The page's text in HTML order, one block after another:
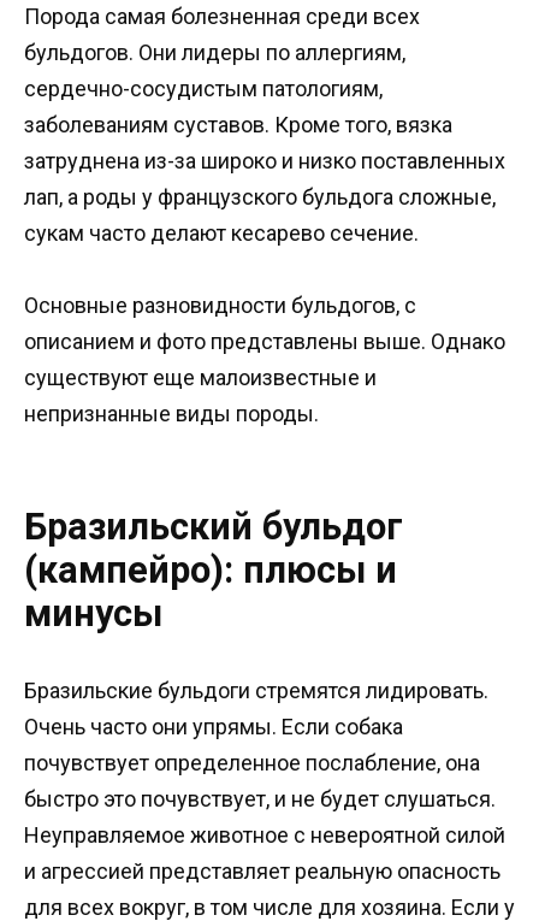
Порода самая болезненная среди всех
бульдогов. Они лидеры по аллергиям,
сердечно-сосудистым патологиям,
заболеваниям суставов. Кроме того, вязка
затруднена из-за широко и низко поставленных
лап, а роды у французского бульдога сложные,
сукам часто делают кесарево сечение.
Основные разновидности бульдогов, с
описанием и фото представлены выше. Однако
существуют еще малоизвестные и
непризнанные виды породы.
Бразильский бульдог
(кампейро): плюсы и
минусы
Бразильские бульдоги стремятся лидировать.
Очень часто они упрямы. Если собака
почувствует определенное послабление, она
быстро это почувствует, и не будет слушаться.
Неуправляемое животное с невероятной силой
и агрессией представляет реальную опасность
для всех вокруг, в том числе для хозяина. Если у